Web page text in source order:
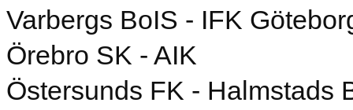
Varbergs BoIS - IFK
Örebro SK - AIK
Östersunds FK - Halmstads